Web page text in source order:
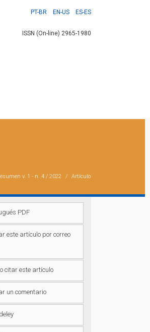
PT-BR EN-US ES-ES
ISSN (On-line) 2965-1980
v. 1 - n. 4 / 2022 Artículo
PDF
este artículo por correo
citar este artículo
un comentario